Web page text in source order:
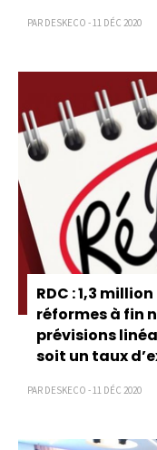
PAR DESKECO - 11 DÉC 2020
RDC : 1,3
réformes à fin
prévisions
soit un taux
PAR DESKECO - 11 DÉC 2020